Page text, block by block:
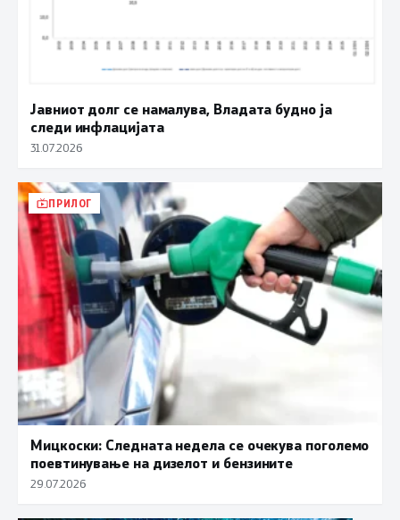
Јавниот долг се намалува, Владата будно ја
следи инфлацијата
31.07.2026
ПРИЛОГ
Мицкоски: Следната недела се очекува поголемо
поевтинување на дизелот и бензините
29.07.2026